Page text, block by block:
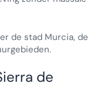
de stad Murcia, de
de